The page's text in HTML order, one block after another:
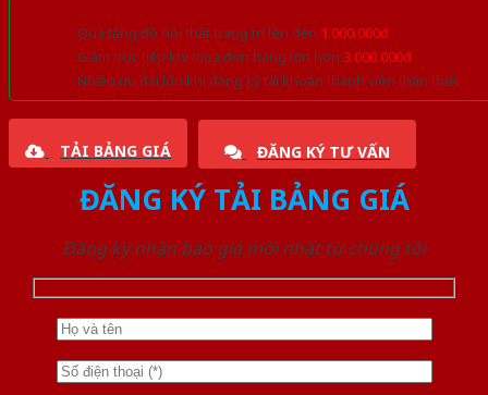
Quà tặng đồ nội thất trang trí lên đến 1.000.000đ
Giảm trực tiếp khi mua đơn hàng lớn hơn 3.000.000đ
Nhiều ưu đãi lớn khi đăng ký tài khoản thành viên thân thiết
TẢI BẢNG GIÁ ĐĂNG KÝ TƯ VẤN
ĐĂNG KÝ TẢI BẢNG GIÁ
Đăng ký nhận báo giá mới nhất từ chúng tôi